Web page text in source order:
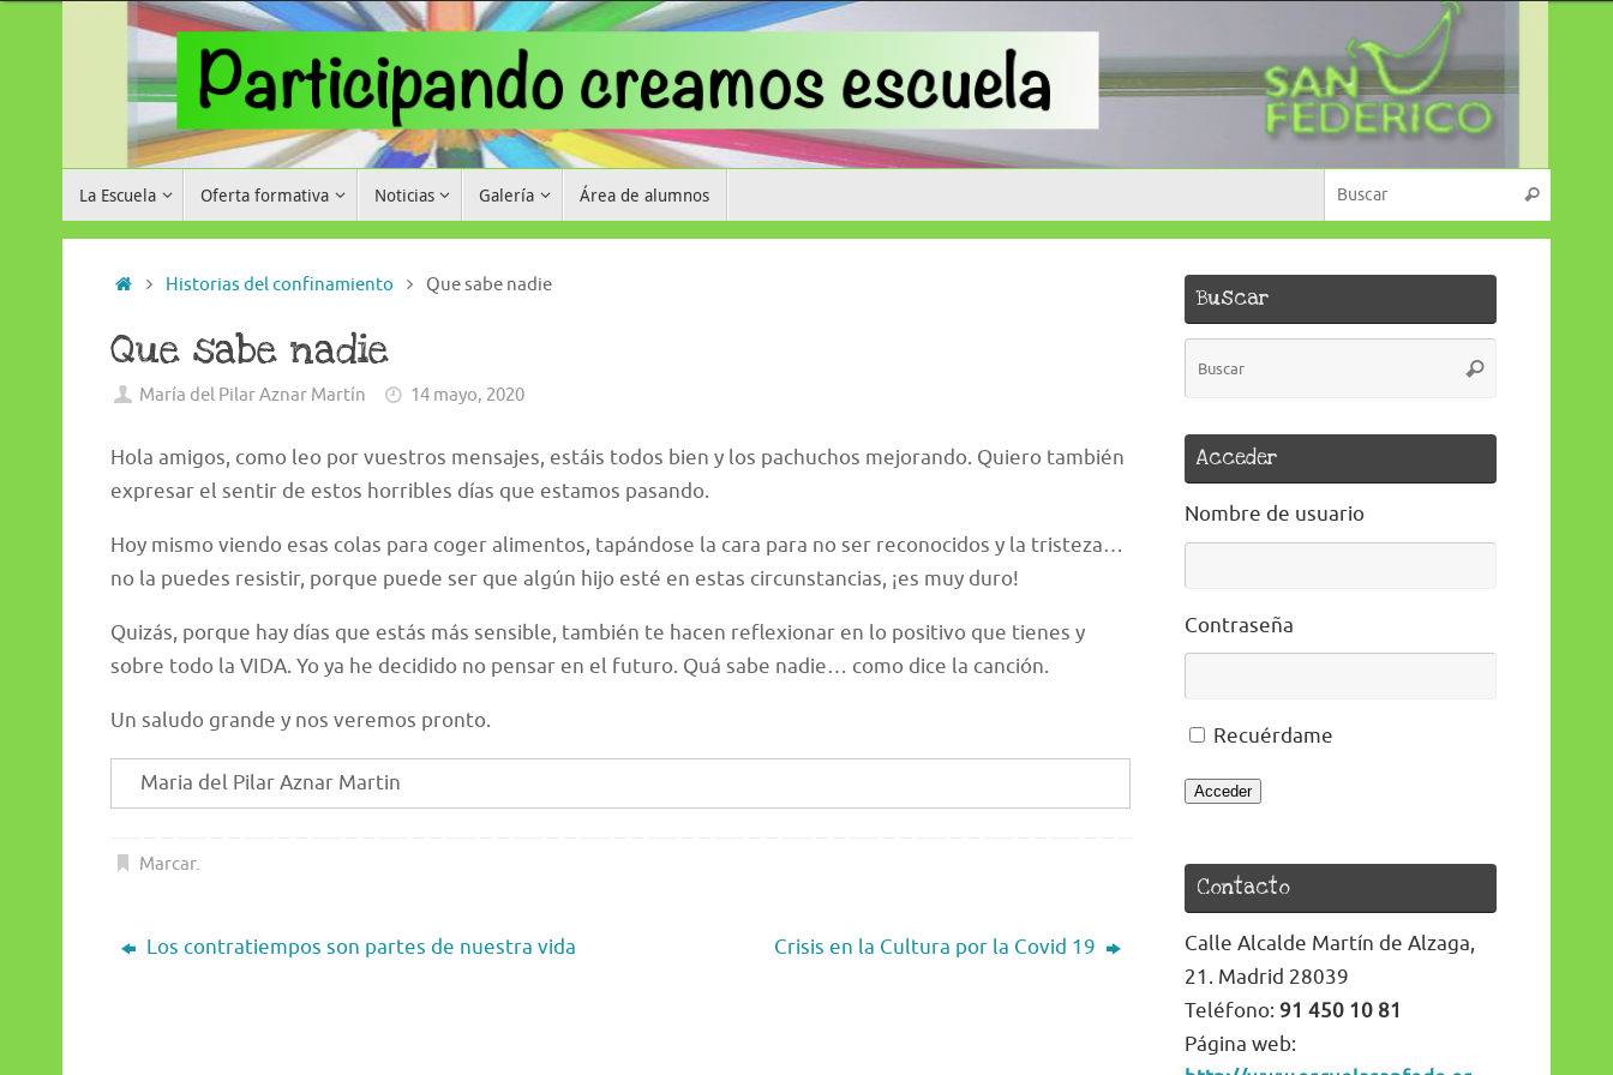
La Escuela Oferta formativa Noticias Galería Área de alumnos Buscar
InicioHistorias del confinamiento Que sabe nadie
Que sabe nadie
María del Pilar Aznar Martín 14 mayo, 2020
Hola amigos, como leo por vuestros mensajes, estáis todos bien y los pachuchos mejorando. Quiero también
expresar el sentir de estos horribles días que estamos pasando.
Hoy mismo viendo esas colas para coger alimentos, tapándose la cara para no ser reconocidos y la tristeza…
no la puedes resistir, porque puede ser que algún hijo esté en estas circunstancias, ¡es muy duro!
Quizás, porque hay días que estás más sensible, también te hacen reflexionar en lo positivo que tienes y
sobre todo la VIDA. Yo ya he decidido no pensar en el futuro. Quá sabe nadie… como dice la canción.
Un saludo grande y nos veremos pronto.
Maria del Pilar Aznar Martin
Marcar.
Los contratiempos son partes de nuestra vida Crisis en la Cultura por la Covid 19
Buscar
Buscar
Acceder
Nombre de usuario
Contraseña
Recuérdame
Acceder
Contacto
Calle Alcalde Martín de Alzaga,
21. Madrid 28039
Teléfono: 91 450 10 81
Página web: